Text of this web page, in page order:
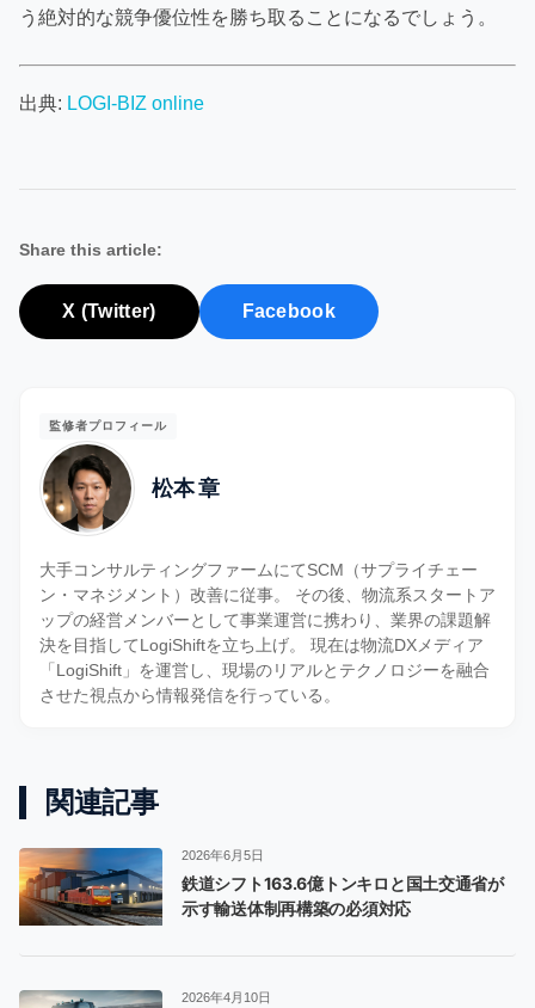
う絶対的な競争優位性を勝ち取ることになるでしょう。
出典: LOGI-BIZ online
Share this article:
X (Twitter) Facebook
監修者プロフィール
松本 章
大手コンサルティングファームにてSCM（サプライチェー
ン・マネジメント）改善に従事。 その後、物流系スタートア
ップの経営メンバーとして事業運営に携わり、業界の課題解
決を目指してLogiShiftを立ち上げ。 現在は物流DXメディア
「LogiShift」を運営し、現場のリアルとテクノロジーを融合
させた視点から情報発信を行っている。
関連記事
2026年6月5日
鉄道シフト163.6億トンキロと国土交通省が
示す輸送体制再構築の必須対応
2026年4月10日